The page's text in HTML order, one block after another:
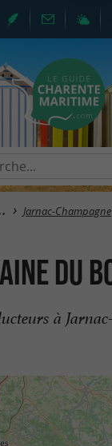
Jarnac-Champagne
du
à